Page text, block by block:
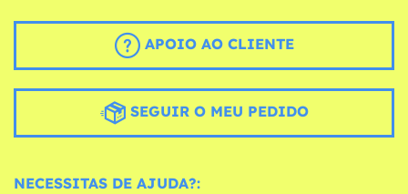
APOIO AO CLIENTE
SEGUIR O MEU PEDIDO
NECESSITAS DE AJUDA?: